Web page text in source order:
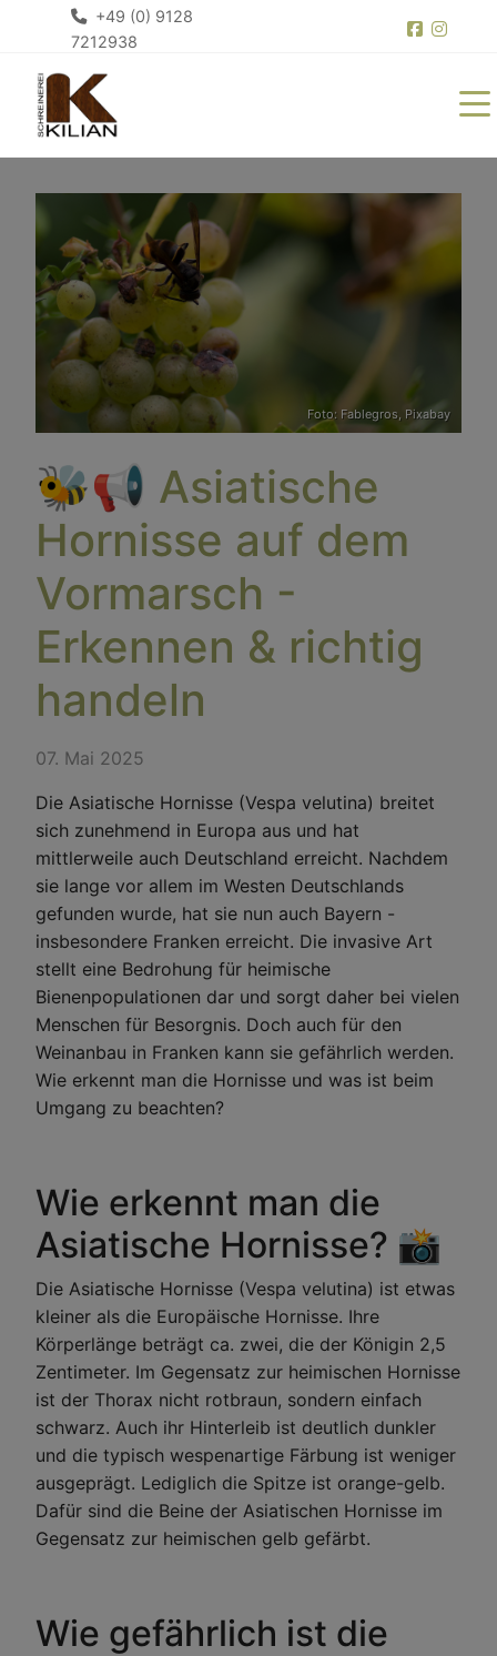
+49 (0) 9128
7212938
Foto: Fablegros, Pixabay
🐝📢 Asiatische
Hornisse auf dem
Vormarsch -
Erkennen & richtig
handeln
07. Mai 2025
Die Asiatische Hornisse (Vespa velutina) breitet
sich zunehmend in Europa aus und hat
mittlerweile auch Deutschland erreicht. Nachdem
sie lange vor allem im Westen Deutschlands
gefunden wurde, hat sie nun auch Bayern -
insbesondere Franken erreicht. Die invasive Art
stellt eine Bedrohung für heimische
Bienenpopulationen dar und sorgt daher bei vielen
Menschen für Besorgnis. Doch auch für den
Weinanbau in Franken kann sie gefährlich werden.
Wie erkennt man die Hornisse und was ist beim
Umgang zu beachten?
Wie erkennt man die
Asiatische Hornisse? 📸
Die Asiatische Hornisse (Vespa velutina) ist etwas
kleiner als die Europäische Hornisse. Ihre
Körperlänge beträgt ca. zwei, die der Königin 2,5
Zentimeter. Im Gegensatz zur heimischen Hornisse
ist der Thorax nicht rotbraun, sondern einfach
schwarz. Auch ihr Hinterleib ist deutlich dunkler
und die typisch wespenartige Färbung ist weniger
ausgeprägt. Lediglich die Spitze ist orange-gelb.
Dafür sind die Beine der Asiatischen Hornisse im
Gegensatz zur heimischen gelb gefärbt.
Wie gefährlich ist die